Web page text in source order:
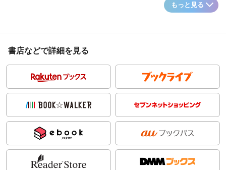
もっと見る
書店などで詳細を見る